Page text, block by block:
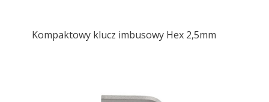
Kompaktowy klucz imbusowy Hex 2,5mm